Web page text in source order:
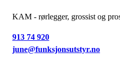
KAM - rørlegger, grossist og
913 74 920
june@funksjonsutstyr.no